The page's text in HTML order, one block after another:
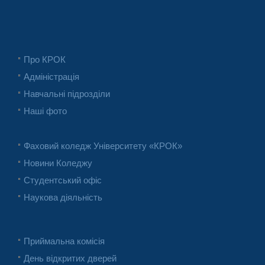
Про КРОК
Адміністрація
Навчальні підрозділи
Наші фото
Фаховий коледж Університету «КРОК»
Новини Коледжу
Студентський офіс
Наукова діяльність
Приймальна комісія
День відкритих дверей